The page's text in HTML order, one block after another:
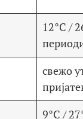
12°C /
свежо
9°C /